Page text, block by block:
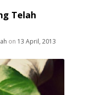
Telah
on 13 April, 2013